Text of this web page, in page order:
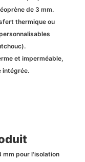
de 3 mm.
thermique ou
et imperméable,
intégrée.
mm pour l'isolation